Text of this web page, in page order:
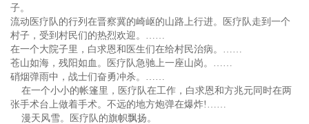
子。
流动医疗队的行列在晋察冀的崎岖的山路上行进。医疗队走到一个
村子，受到村民们的热烈欢迎。……
在一个大院子里，白求恩和医生们在给村民治病。……
苍山如海，残阳如血。医疗队急驰上一座山岗。……
硝烟弹雨中，战士们奋勇冲杀。……
在一个小小的帐篷里，医疗队在工作，白求恩和方兆元同时在两
张手术台上做着手术。不远的地方炮弹在爆炸!……
漫天风雪。医疗队的旗帜飘扬。